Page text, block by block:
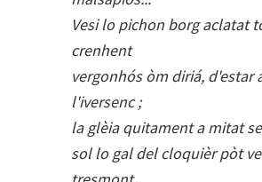
Vesi lo pichon borg aclatat
crenhent
vergonhós òm diriá, d'estar
l'iversenc ;
la glèia quitament a mitat
sol lo gal del cloquièr pòt